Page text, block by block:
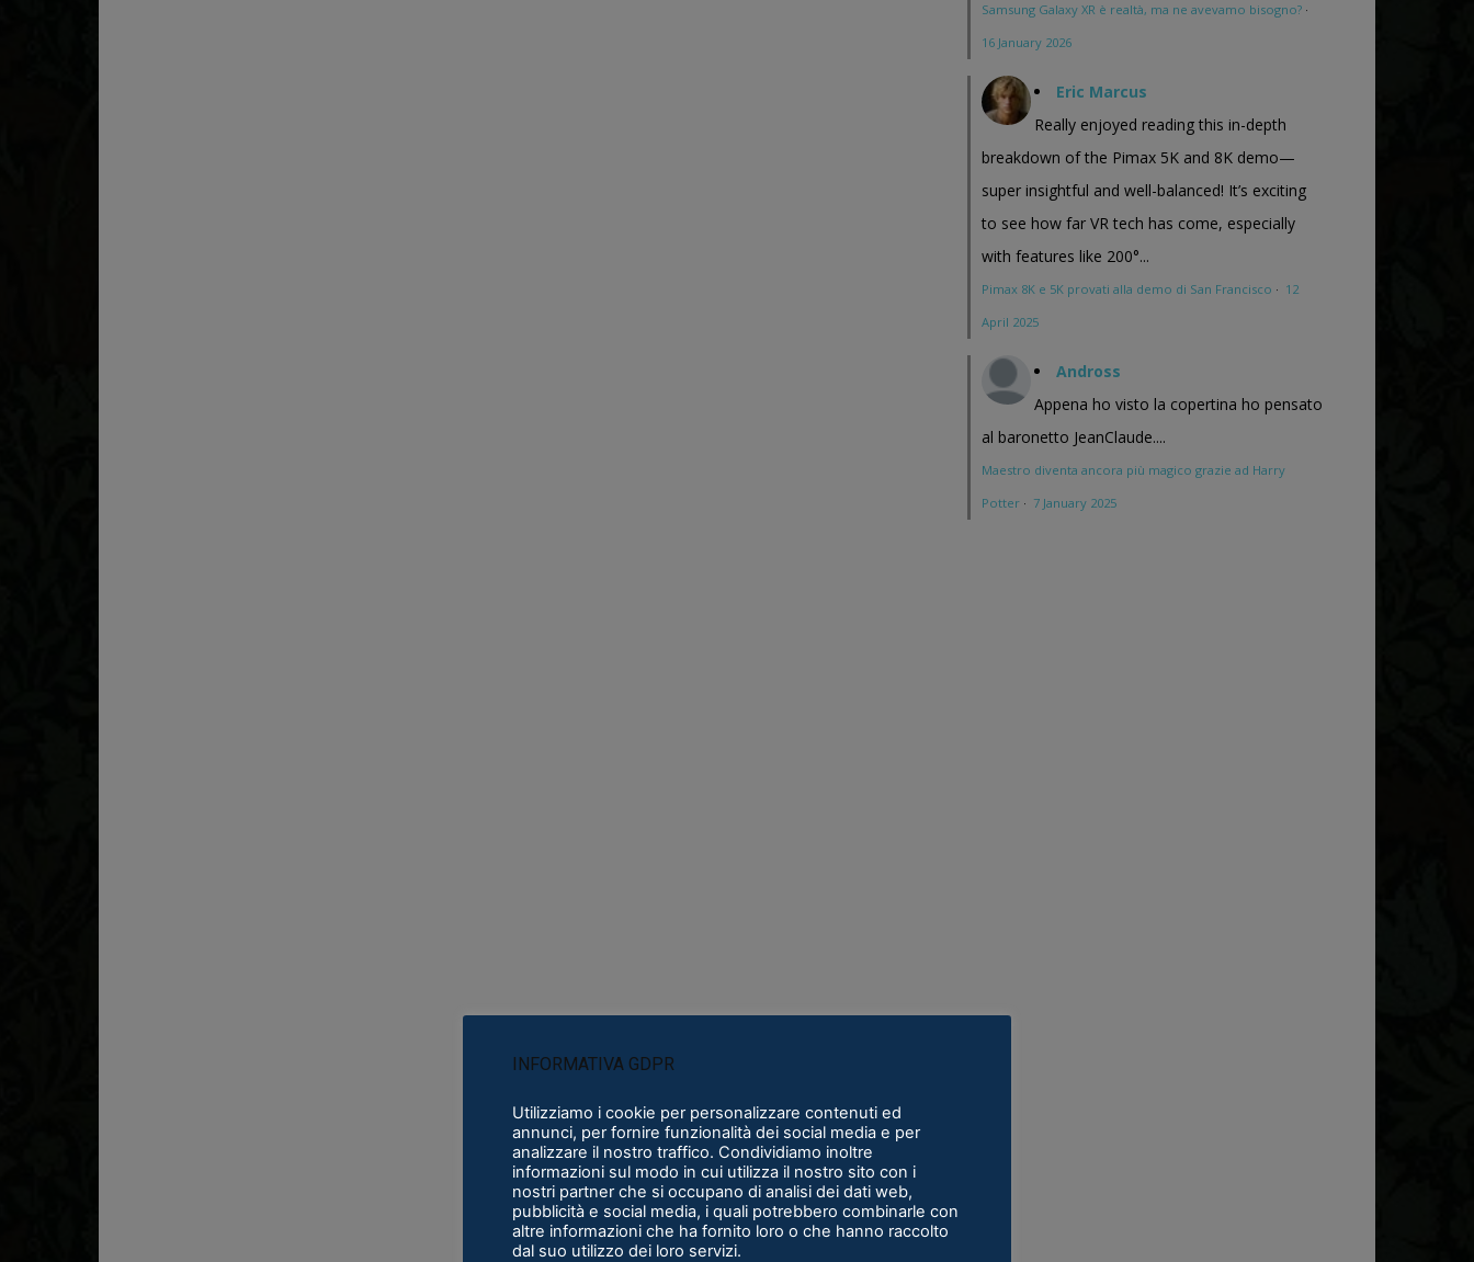
Samsung Galaxy XR è realtà, ma ne avevamo bisogno? ·
16 January 2026
Eric Marcus
Really enjoyed reading this in-depth
breakdown of the Pimax 5K and 8K demo—
super insightful and well-balanced! It’s exciting
to see how far VR tech has come, especially
with features like 200°...
Pimax 8K e 5K provati alla demo di San Francisco · 12
April 2025
Andross
Appena ho visto la copertina ho pensato
al baronetto JeanClaude....
Maestro diventa ancora più magico grazie ad Harry
Potter · 7 January 2025
INFORMATIVA GDPR
Utilizziamo i cookie per personalizzare contenuti ed
annunci, per fornire funzionalità dei social media e per
analizzare il nostro traffico. Condividiamo inoltre
informazioni sul modo in cui utilizza il nostro sito con i
nostri partner che si occupano di analisi dei dati web,
pubblicità e social media, i quali potrebbero combinarle con
altre informazioni che ha fornito loro o che hanno raccolto
dal suo utilizzo dei loro servizi.